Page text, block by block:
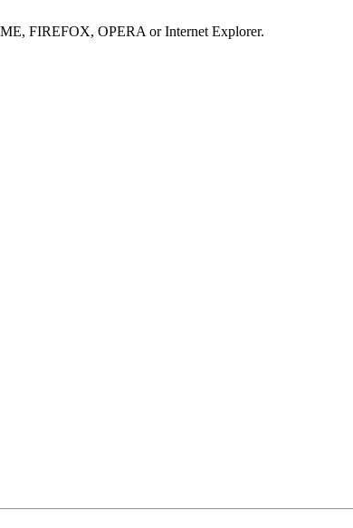
FIREFOX, OPERA or Internet Explorer.